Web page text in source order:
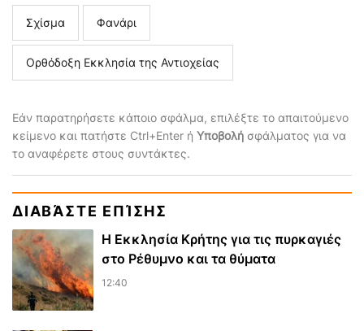
Σχίσμα Φανάρι
Ορθόδοξη Εκκλησία της Αντιοχείας
Εάν παρατηρήσετε κάποιο σφάλμα, επιλέξτε το απαιτούμενο
κείμενο και πατήστε Ctrl+Enter ή Υποβολή σφάλματος για να
το αναφέρετε στους συντάκτες.
ΔΙΑΒΆΣΤΕ ΕΠΊΣΗΣ
Η Εκκλησία Κρήτης για τις πυρκαγιές
στο Ρέθυμνο και τα θύματα
12:40